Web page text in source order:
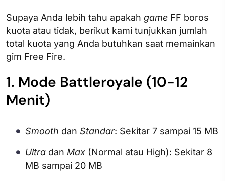
Supaya Anda lebih tahu apakah game FF boros
kuota atau tidak, berikut kami tunjukkan jumlah
total kuota yang Anda butuhkan saat memainkan
gim Free Fire.
1. Mode Battleroyale (10-12
Menit)
Smooth dan Standar: Sekitar 7 sampai 15 MB
Ultra dan Max (Normal atau High): Sekitar 8
MB sampai 20 MB